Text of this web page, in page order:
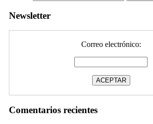
Newsletter
Correo electrónico:
Comentarios recientes